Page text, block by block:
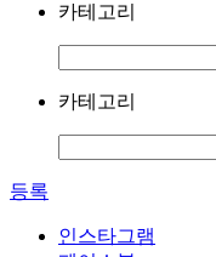
카테고리
카테고리
등록
인스타그램